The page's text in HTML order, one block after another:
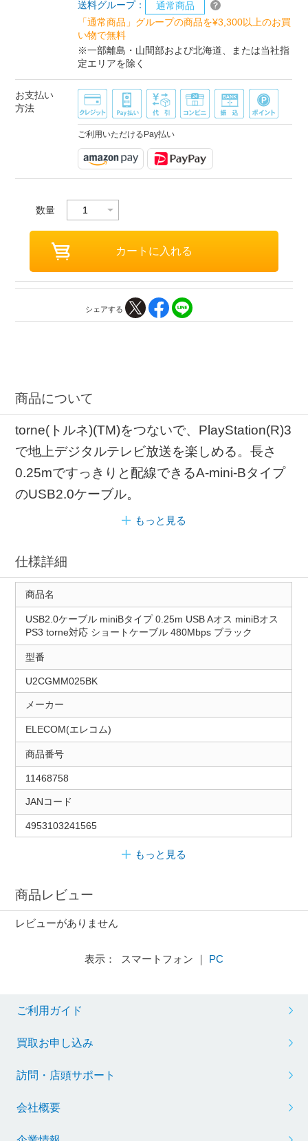
送料グループ：
通常商品
「通常商品」グループの商品を¥3,300以上のお買
い物で無料
※一部離島・山間部および北海道、または当社指
定エリアを除く
お支払い
方法
ご利用いただけるPay払い
数量
シェアする
商品について
torne(トルネ)(TM)をつないで、PlayStation(R)3
で地上デジタルテレビ放送を楽しめる。長さ
0.25mですっきりと配線できるA-mini-Bタイプ
のUSB2.0ケーブル。
もっと見る
仕様詳細
商品名
USB2.0ケーブル miniBタイプ 0.25m USB Aオス miniBオス
PS3 torne対応 ショートケーブル 480Mbps ブラック
型番
U2CGMM025BK
メーカー
ELECOM(エレコム)
商品番号
11468758
JANコード
4953103241565
もっと見る
商品レビュー
レビューがありません
表示： スマートフォン ｜ PC
ご利用ガイド
買取お申し込み
訪問・店頭サポート
会社概要